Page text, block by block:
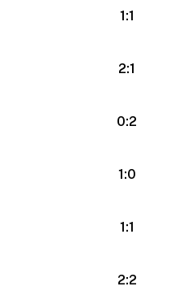
1:1
2:1
0:2
1:0
1:1
2:2